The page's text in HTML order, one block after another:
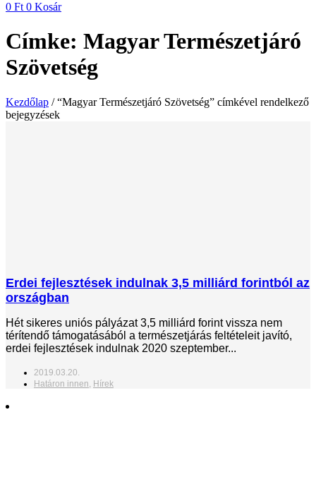
0 Ft 0 Kosár
Címke: Magyar Természetjáró
Szövetség
Kezdőlap / “Magyar Természetjáró Szövetség” címkével rendelkező
bejegyzések
Erdei fejlesztések indulnak 3,5 milliárd forintból az
országban
Hét sikeres uniós pályázat 3,5 milliárd forint vissza nem
térítendő támogatásából a természetjárás feltételeit javító,
erdei fejlesztések indulnak 2020 szeptember...
2019.03.20.
Határon innen, Hírek